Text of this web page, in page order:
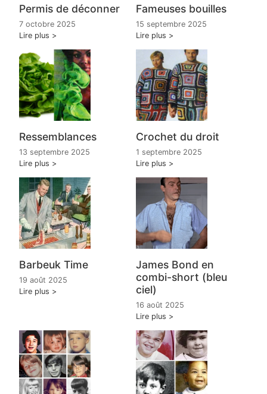
Permis de déconner
7 octobre 2025
Lire plus
Fameuses bouilles
15 septembre 2025
Lire plus
Ressemblances
13 septembre 2025
Lire plus
Crochet du droit
1 septembre 2025
Lire plus
Barbeuk Time
19 août 2025
Lire plus
James Bond en
combi-short (bleu
ciel)
16 août 2025
Lire plus